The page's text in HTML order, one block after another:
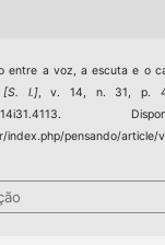
entre a voz, a escuta e o
[S. l.], v. 14, n. 31, p.
index.php/pensando/